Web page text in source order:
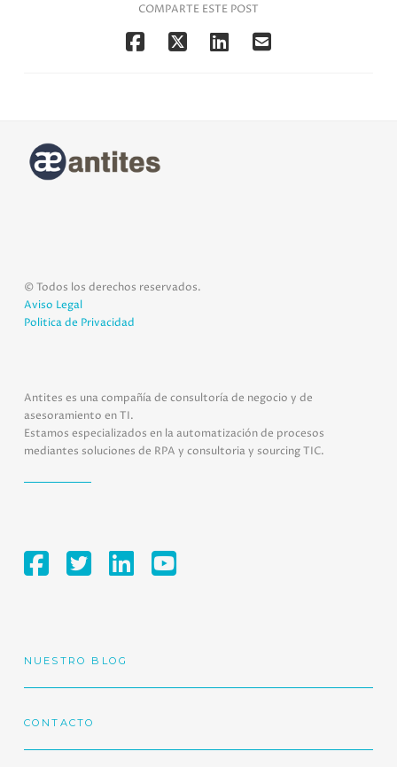
COMPARTE ESTE POST
© Todos los derechos reservados.
Aviso Legal
Politica de Privacidad
Antites es una compañía de consultoría de negocio y de
asesoramiento en TI.
Estamos especializados en la automatización de procesos
mediantes soluciones de RPA y consultoria y sourcing TIC.
NUESTRO BLOG
CONTACTO